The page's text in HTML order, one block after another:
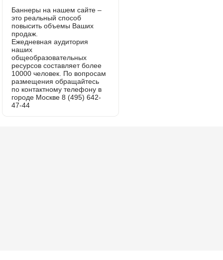
Баннеры на нашем сайте –
это реальный способ
повысить объемы Ваших
продаж.
Ежедневная аудитория
наших
общеобразовательных
ресурсов составляет более
10000 человек. По вопросам
размещения обращайтесь
по контактному телефону в
городе Москве 8 (495) 642-
47-44